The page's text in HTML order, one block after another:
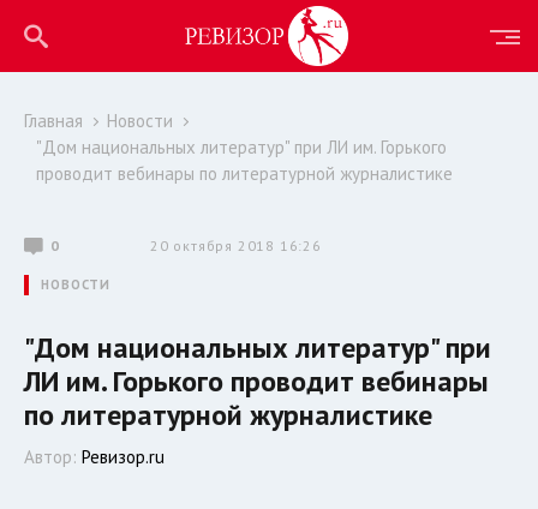
Главная
Новости
"Дом национальных литератур" при ЛИ им. Горького
проводит вебинары по литературной журналистике
0 20 октября 2018 16:26
НОВОСТИ
"Дом национальных литератур" при
ЛИ им. Горького проводит вебинары
по литературной журналистике
Автор: Ревизор.ru